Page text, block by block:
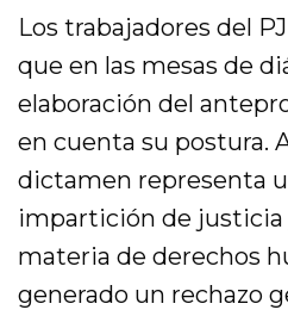
Los trabajadores del
que en las mesas de
elaboración del
en cuenta su postura.
dictamen representa
impartición de justicia
materia de derechos
generado un rechazo